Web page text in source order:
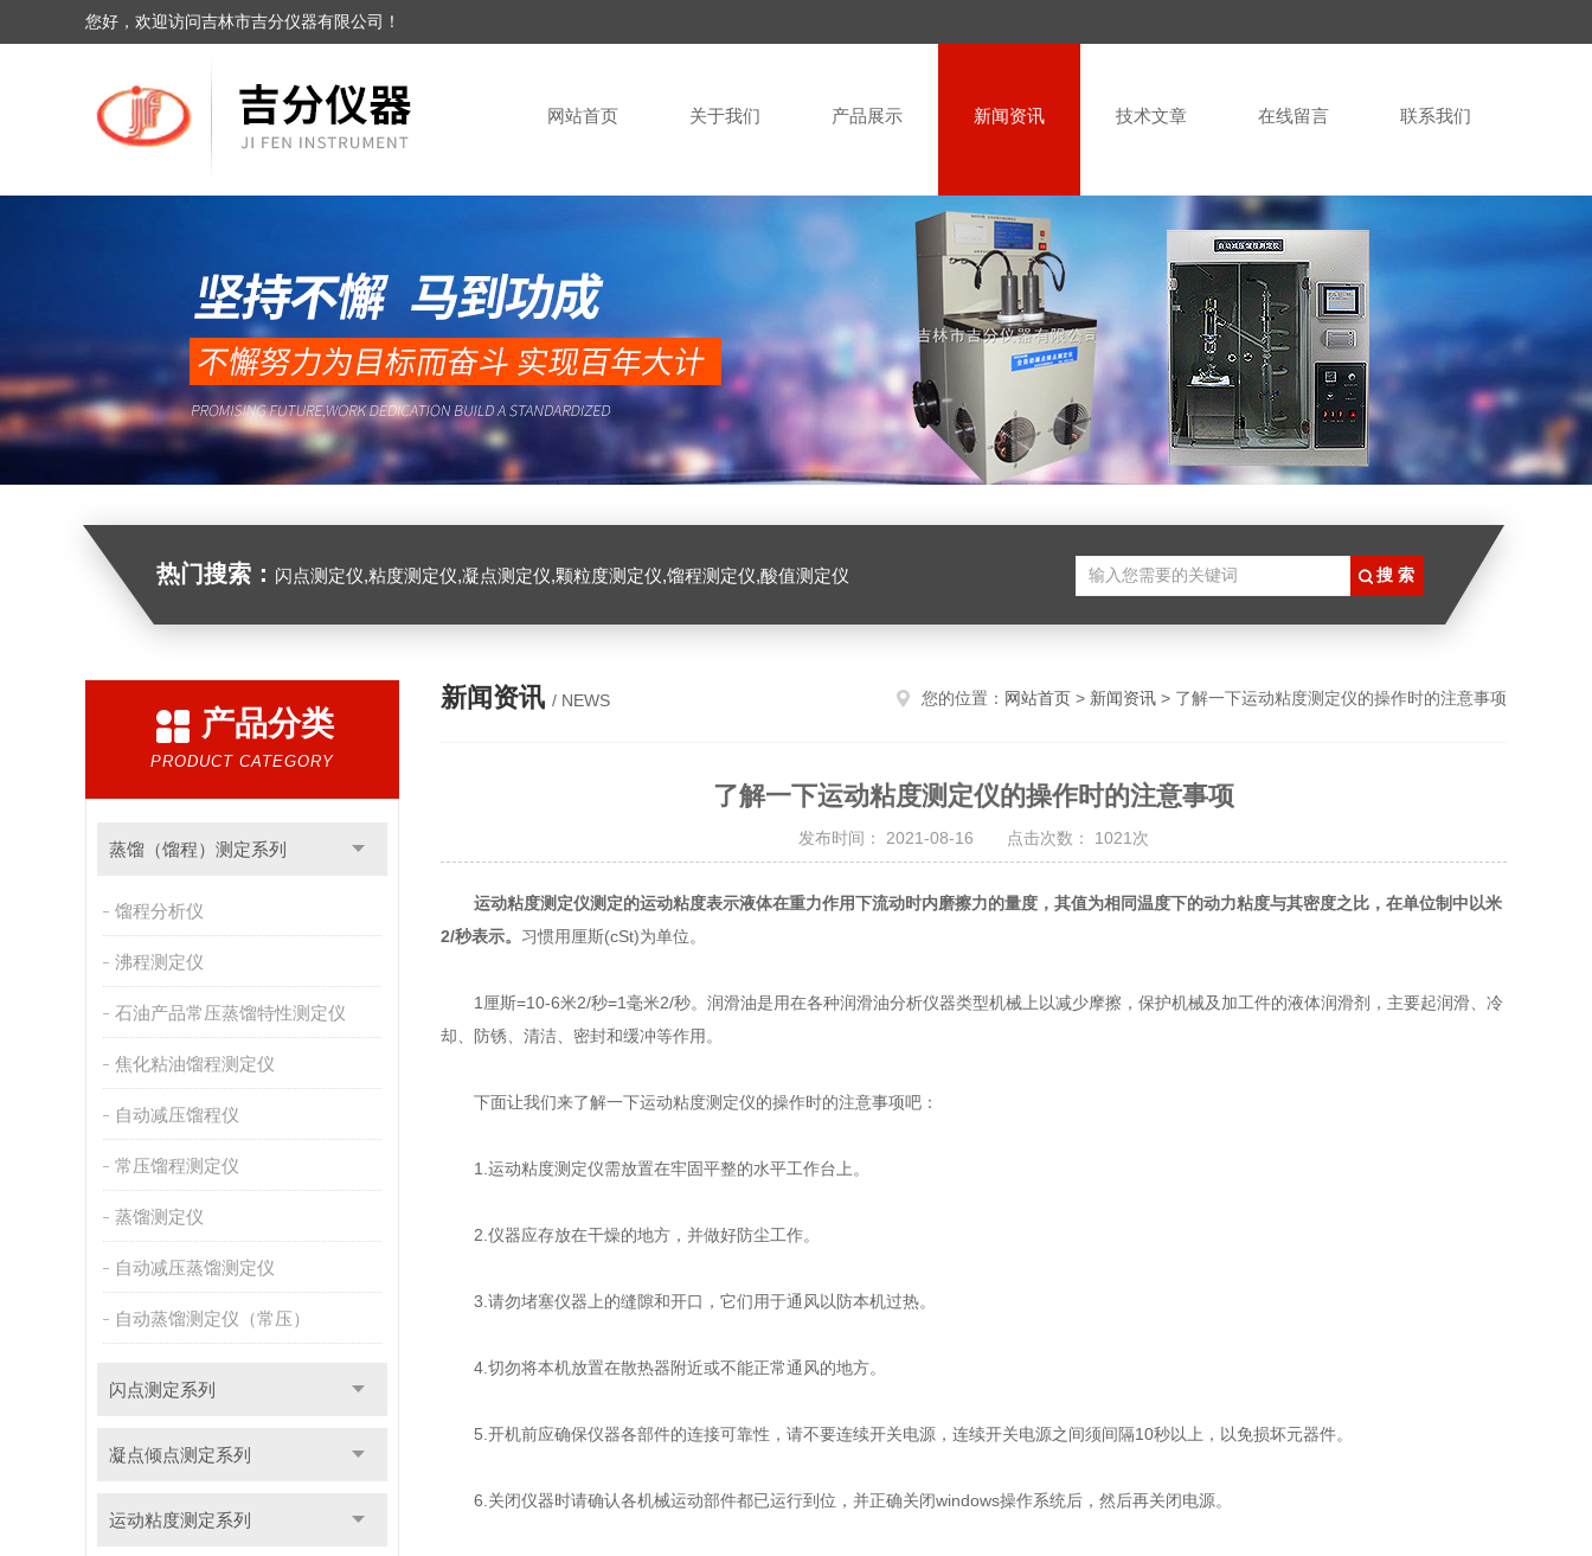
您好，欢迎访问吉林市吉分仪器有限公司！
网站首页 关于我们 产品展示 新闻资讯 技术文章 在线留言 联系我们
热门搜索： 闪点测定仪,粘度测定仪,凝点测定仪,颗粒度测定仪,馏程测定仪,酸值测定仪
产品分类
PRODUCT CATEGORY
蒸馏（馏程）测定系列
馏程分析仪
沸程测定仪
石油产品常压蒸馏特性测定仪
焦化粘油馏程测定仪
自动减压馏程仪
常压馏程测定仪
蒸馏测定仪
自动减压蒸馏测定仪
自动蒸馏测定仪（常压）
闪点测定系列
凝点倾点测定系列
运动粘度测定系列
新闻资讯 / NEWS 您的位置： 网站首页 > 新闻资讯 > 了解一下运动粘度测定仪的操作时的注意事项
了解一下运动粘度测定仪的操作时的注意事项
发布时间： 2021-08-16 点击次数： 1021次
运动粘度测定仪测定的运动粘度表示液体在重力作用下流动时内磨擦力的量度，其值为相同温度下的动力粘度与其密度之比，在单位制中以米
2/秒表示。 习惯用厘斯(cSt)为单位。
1厘斯=10-6米2/秒=1毫米2/秒。润滑油是用在各种润滑油分析仪器类型机械上以减少摩擦，保护机械及加工件的液体润滑剂，主要起润滑、冷
却、防锈、清洁、密封和缓冲等作用。
下面让我们来了解一下运动粘度测定仪的操作时的注意事项吧：
1.运动粘度测定仪需放置在牢固平整的水平工作台上。
2.仪器应存放在干燥的地方，并做好防尘工作。
3.请勿堵塞仪器上的缝隙和开口，它们用于通风以防本机过热。
4.切勿将本机放置在散热器附近或不能正常通风的地方。
5.开机前应确保仪器各部件的连接可靠性，请不要连续开关电源，连续开关电源之间须间隔10秒以上，以免损坏元器件。
6.关闭仪器时请确认各机械运动部件都已运行到位，并正确关闭windows操作系统后，然后再关闭电源。